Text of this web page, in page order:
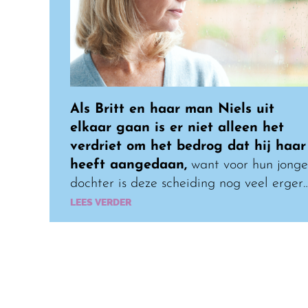
Als Britt en haar man Niels uit
elkaar gaan is er niet alleen het
verdriet om het bedrog dat hij haar
heeft aangedaan, want voor hun jonge
dochter is deze scheiding nog veel
LEES VERDER